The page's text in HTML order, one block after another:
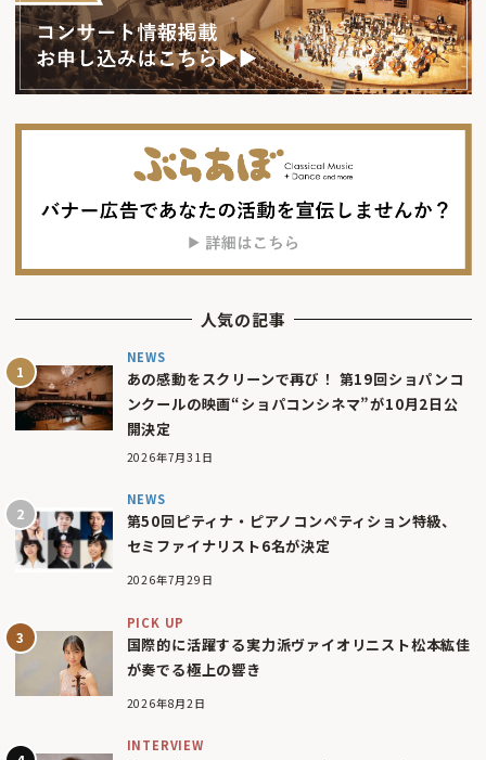
人気の記事
NEWS
あの感動をスクリーンで再び！ 第19回ショパンコ
ンクールの映画“ショパコンシネマ”が10月2日公
開決定
2026年7月31日
NEWS
第50回ピティナ・ピアノコンペティション特級、
セミファイナリスト6名が決定
2026年7月29日
PICK UP
国際的に活躍する実力派ヴァイオリニスト松本紘佳
が奏でる極上の響き
2026年8月2日
INTERVIEW